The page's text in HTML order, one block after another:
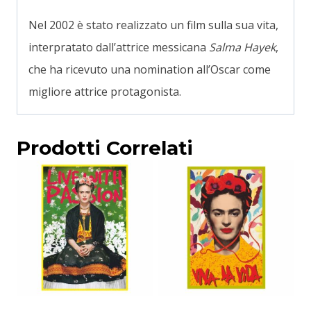
Nel 2002 è stato realizzato un film sulla sua vita,
interpratato dall’attrice messicana Salma Hayek,
che ha ricevuto una nomination all’Oscar come
migliore attrice protagonista.
Prodotti Correlati